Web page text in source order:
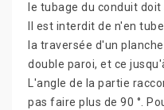
le tubage du conduit
Il est interdit de n'en
la traversée d'un
double paroi, et ce
L'angle de la partie
pas faire plus de 90 °.